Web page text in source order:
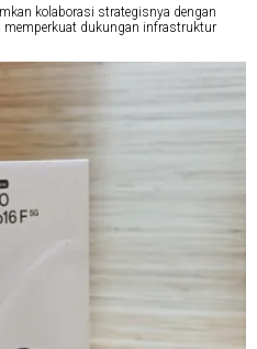
kolaborasi strategisnya dengan
memperkuat dukungan infrastruktur